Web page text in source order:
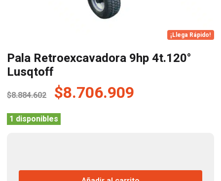
¡Llega Rápido!
Pala Retroexcavadora 9hp 4t.120°
Lusqtoff
$8.884.602 El
precio
original
$8.706.909
1 disponibles
9hp